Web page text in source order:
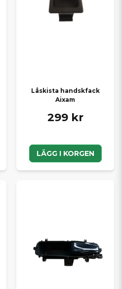
Låskista handskfack
Aixam
299 kr
LÄGG I KORGEN